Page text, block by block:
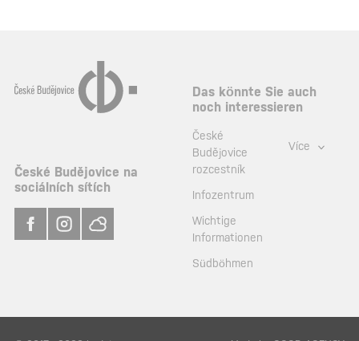
České Budějovice na
sociálních sítích
Das könnte Sie auch
noch interessieren
České
Budějovice
rozcestník
Infozentrum
Wichtige
Informationen
Südböhmen
Více